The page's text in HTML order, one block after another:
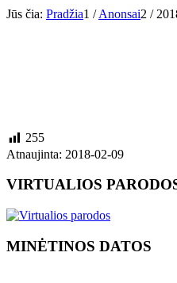
Jūs čia: Pradžia1 / Anonsai2 /
255
Atnaujinta: 2018-02-09
VIRTUALIOS
MINĖTINOS DATOS